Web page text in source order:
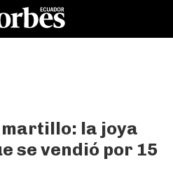
la joya
se vendió por 15